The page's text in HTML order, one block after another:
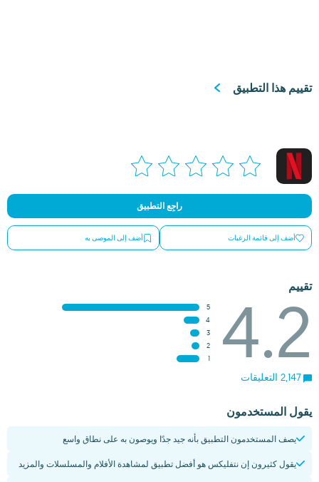
تقييم هذا التطبيق
راجِع التطبيق
أضف إلى قائمة الرغبات أضف إلى الموصى به
تقييم
4.2
5
4
3
2
1
2,147 التعليقات
يقول المستخدمون
يصف المستخدمون التطبيق بأنه جيد جدًا ويوصون به على نطاق واسع
يقول كثيرون إن نتفليكس هو أفضل تطبيق لمشاهدة الأفلام والمسلسلات والمزيد